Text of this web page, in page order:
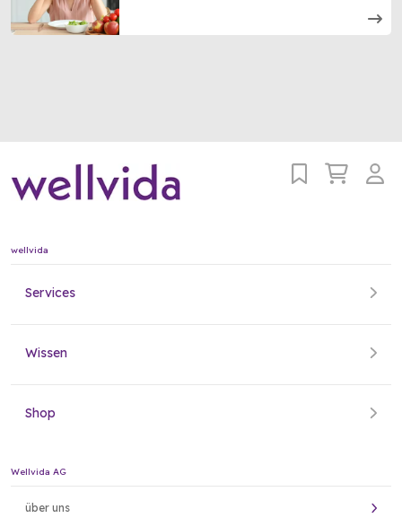
wellvida
Services
Wissen
Shop
Wellvida AG
über uns